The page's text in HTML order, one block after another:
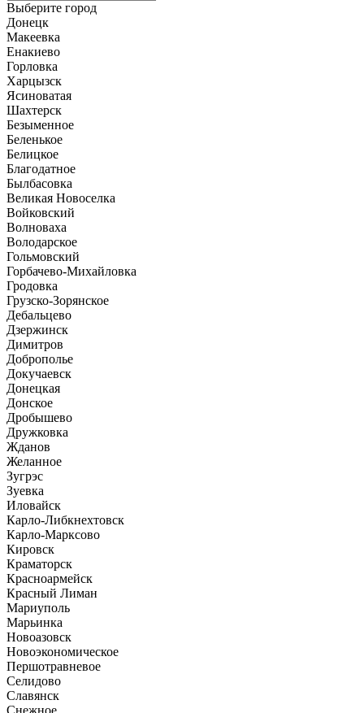
Выберите город
Донецк
Макеевка
Енакиево
Горловка
Харцызск
Ясиноватая
Шахтерск
Безыменное
Беленькое
Белицкое
Благодатное
Былбасовка
Великая Новоселка
Войковский
Волноваха
Володарское
Гольмовский
Горбачево-Михайловка
Гродовка
Грузско-Зорянское
Дебальцево
Дзержинск
Димитров
Доброполье
Докучаевск
Донецкая
Донское
Дробышево
Дружковка
Жданов
Желанное
Зугрэс
Зуевка
Иловайск
Карло-Либкнехтовск
Карло-Марксово
Кировск
Краматорск
Красноармейск
Красный Лиман
Мариуполь
Марьинка
Новоазовск
Новоэкономическое
Першотравневое
Селидово
Славянск
Снежное